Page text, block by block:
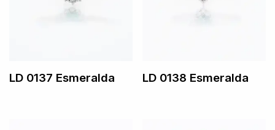
LD 0137 Esmeralda LD 0138 Esmeralda